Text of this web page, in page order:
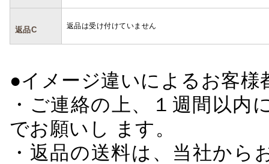
返品C 返品は受け付けていません
●イメージ違いによるお客
・ご連絡の上、１週間以
でお願いし ます。
・返品の送料は、当社か